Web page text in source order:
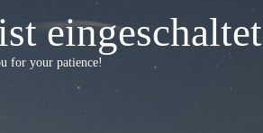
eingeschaltet
for your patience!